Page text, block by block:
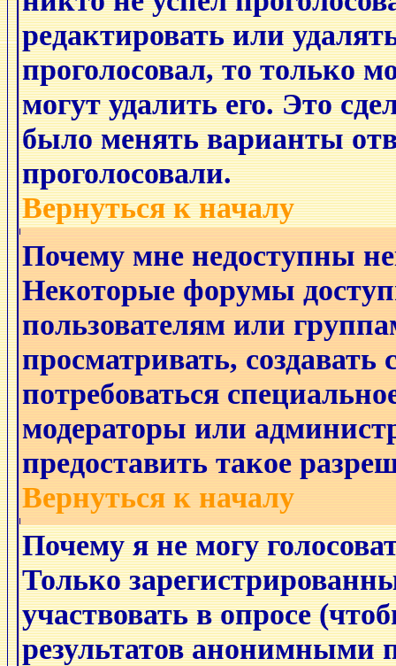
редактировать или
проголосовал, то только
могут удалить его. Это
было менять варианты
проголосовали.
Вернуться к началу
Почему мне недоступны
Некоторые форумы
пользователям или
просматривать,
потребоваться
модераторы или
предоставить такое
Вернуться к началу
Почему я не могу
Только
участвовать в опросе
результатов анонимными